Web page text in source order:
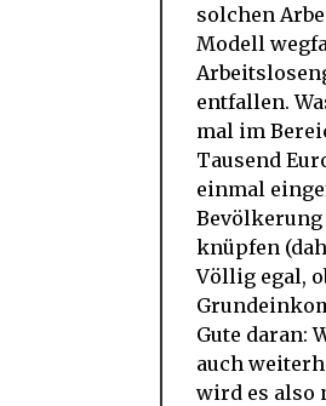
solchen
Modell
entfallen.
mal im
Tausend
einmal
Bevölkerung
knüpfen
Völlig egal,
Gute daran:
auch
wird es also